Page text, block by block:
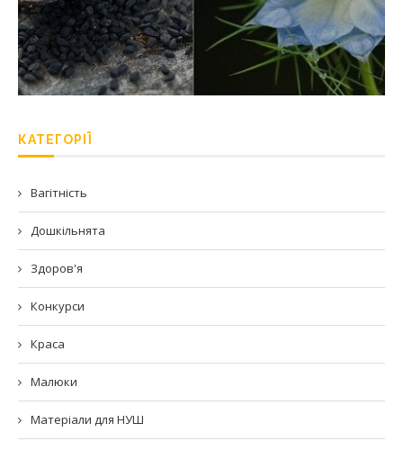
КАТЕГОРІЇ
Вагітність
Дошкільнята
Здоров'я
Конкурси
Краса
Малюки
Матеріали для НУШ